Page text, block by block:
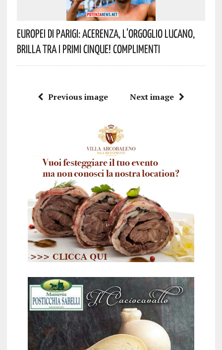
Europei Di Parigi: Acerenza, L’orgoglio Lucano,
Brilla Tra I Primi Cinque! Complimenti
Previous image Next image